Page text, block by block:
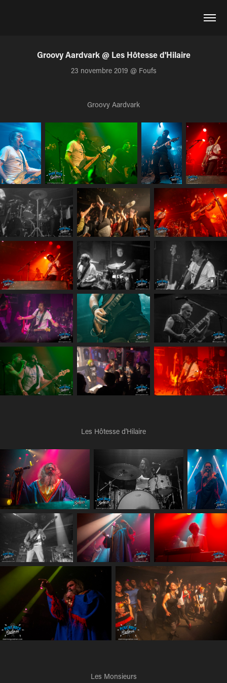
Groovy Aardvark @ Les Hôtesse d'Hilaire
23 novembre 2019 @ Foufs
Groovy Aardvark
Les Hôtesse d'Hilaire
Les Monsieurs